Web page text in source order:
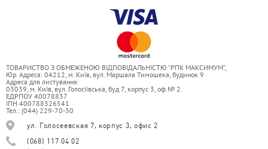
ТОВАРИСТВО З ОБМЕЖЕНОЮ ВІДПОВІДАЛЬНІСТЮ “РПК МАКСИМУМ”,
Юр. Адреса: 04212, м. Київ, вул. Маршала Тимошека, будинок 9
Адреса для листування:
03039, м. Київ, вул. Голосіївська, буд 7, корпус 3, оф.№ 2.
ЕДРПОУ 40078837
ІПН 400788326541
Тел.: (044) 229-70-30
ул. Голосеевская 7, корпус 3, офис 2
(068) 117 04 02